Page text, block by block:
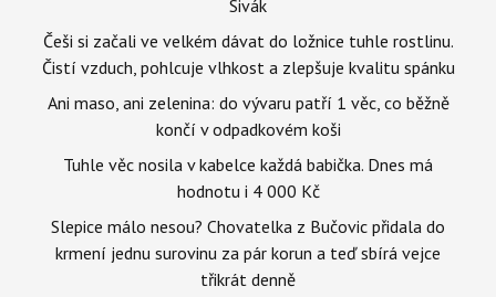
Sivák
Češi si začali ve velkém dávat do ložnice tuhle rostlinu.
Čistí vzduch, pohlcuje vlhkost a zlepšuje kvalitu spánku
Ani maso, ani zelenina: do vývaru patří 1 věc, co běžně
končí v odpadkovém koši
Tuhle věc nosila v kabelce každá babička. Dnes má
hodnotu i 4 000 Kč
Slepice málo nesou? Chovatelka z Bučovic přidala do
krmení jednu surovinu za pár korun a teď sbírá vejce
třikrát denně